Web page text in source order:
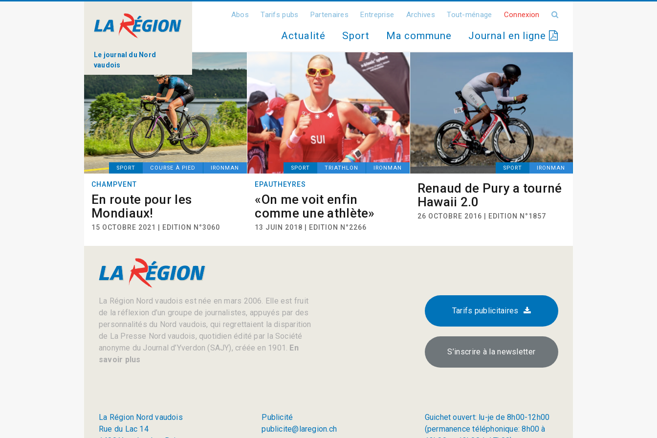
Le journal du Nord
vaudois
Abos Tarifs pubs Partenaires Entreprise Archives Tout-ménage Connexion
Actualité Sport Ma commune Journal en ligne
SPORT COURSE À PIED IRONMAN
CHAMPVENT
En route pour les
Mondiaux!
15 OCTOBRE 2021 | EDITION N°3060
SPORT TRIATHLON IRONMAN
EPAUTHEYRES
«On me voit enfin
comme une athlète»
13 JUIN 2018 | EDITION N°2266
SPORT IRONMAN
Renaud de Pury a tourné
Hawaii 2.0
26 OCTOBRE 2016 | EDITION N°1857
La Région Nord vaudois est née en mars 2006. Elle est fruit
de la réflexion d’un groupe de journalistes, appuyés par des
personnalités du Nord vaudois, qui regrettaient la disparition
de La Presse Nord vaudois, quotidien édité par la Société
anonyme du Journal d’Yverdon (SAJY), créée en 1901. En
savoir plus
Tarifs publicitaires
S’inscrire à la newsletter
La Région Nord vaudois
Rue du Lac 14
Publicité
publicite@laregion.ch
Guichet ouvert: lu-je de 8h00-12h00
(permanence téléphonique: 8h00 à